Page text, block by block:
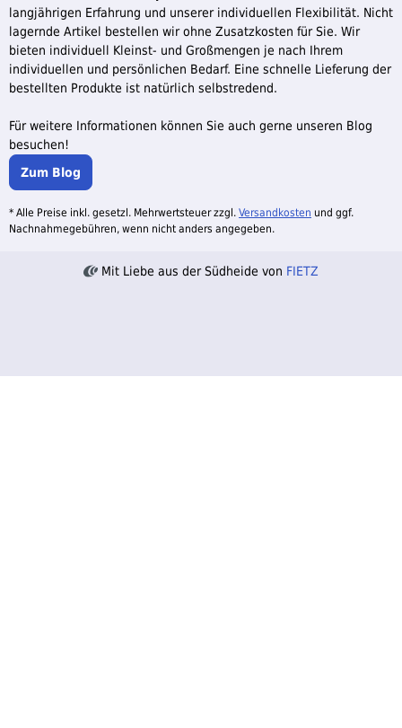
langjährigen Erfahrung und unserer individuellen Flexibilität. Nicht
lagernde Artikel bestellen wir ohne Zusatzkosten für Sie. Wir
bieten individuell Kleinst- und Großmengen je nach Ihrem
individuellen und persönlichen Bedarf. Eine schnelle Lieferung der
bestellten Produkte ist natürlich selbstredend.
Für weitere Informationen können Sie auch gerne unseren Blog
besuchen!
Zum Blog
* Alle Preise inkl. gesetzl. Mehrwertsteuer zzgl. Versandkosten und ggf.
Nachnahmegebühren, wenn nicht anders angegeben.
Mit Liebe aus der Südheide von FIETZ